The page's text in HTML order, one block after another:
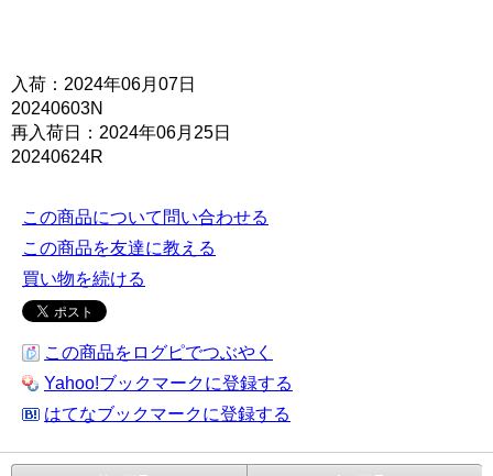
入荷：2024年06月07日
20240603N
再入荷日：2024年06月25日
20240624R
この商品について問い合わせる
この商品を友達に教える
買い物を続ける
この商品をログピでつぶやく
Yahoo!ブックマークに登録する
はてなブックマークに登録する